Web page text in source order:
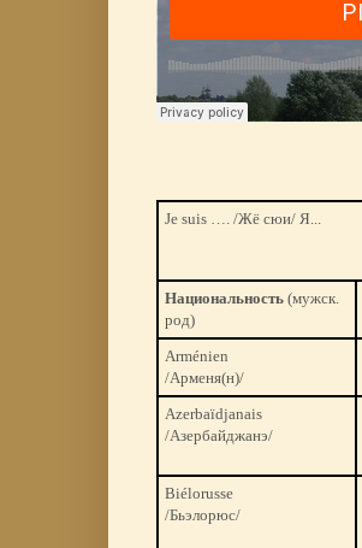
Je suis …. /Жё сюи/ Я...
Национальность (мужск.
род)
Arménien
/Арменя(н)/
Azerbaïdjanais
/Азербайджанэ/
Biélorusse
/Бьэлорюс/